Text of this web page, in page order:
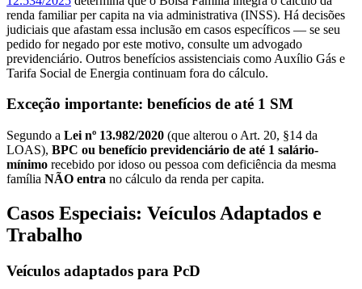
renda familiar per capita na via administrativa (INSS). Há decisões
judiciais que afastam essa inclusão em casos específicos — se seu
pedido for negado por este motivo, consulte um advogado
previdenciário. Outros benefícios assistenciais como Auxílio Gás e
Tarifa Social de Energia continuam fora do cálculo.
Exceção importante: benefícios de até 1 SM
Segundo a Lei nº 13.982/2020 (que alterou o Art. 20, §14 da
LOAS), BPC ou benefício previdenciário de até 1 salário-
mínimo recebido por idoso ou pessoa com deficiência da mesma
família NÃO entra no cálculo da renda per capita.
Casos Especiais: Veículos Adaptados e
Trabalho
Veículos adaptados para PcD